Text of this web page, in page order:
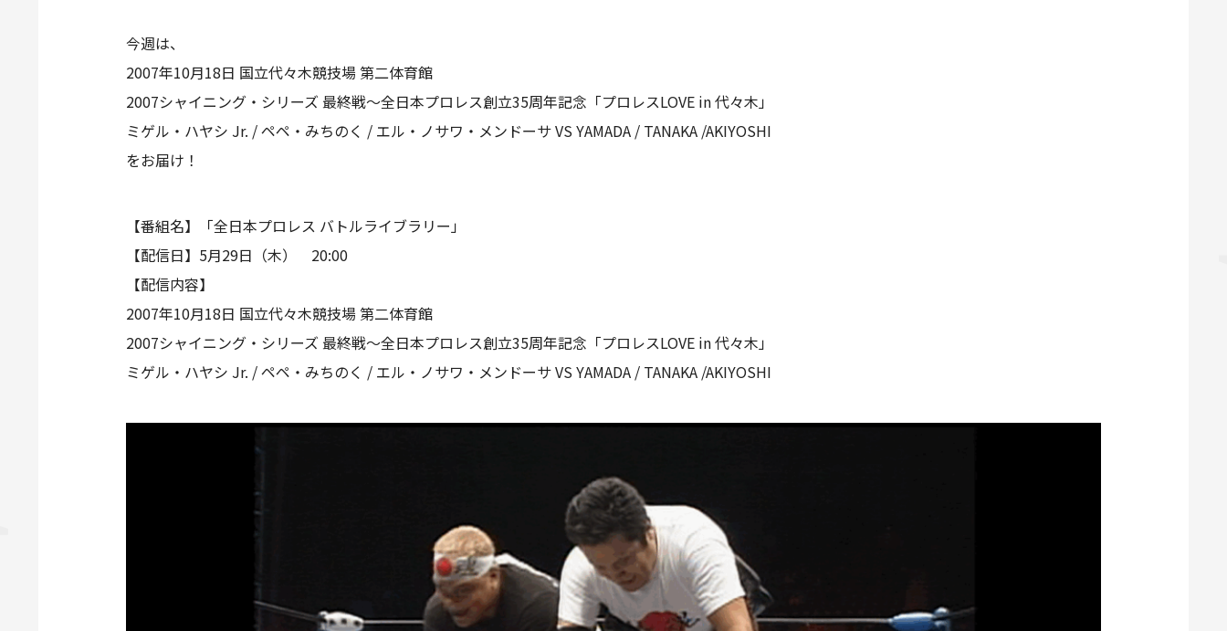
今週は、
2007年10月18日 国立代々木競技場 第二体育館
2007シャイニング・シリーズ 最終戦～全日本プロレス創立35周年記念「プロレスLOVE in 代々木」
ミゲル・ハヤシ Jr. / ペペ・みちのく / エル・ノサワ・メンドーサ VS YAMADA / TANAKA /AKIYOSHI
をお届け！
【番組名】「全日本プロレス バトルライブラリー」
【配信日】5月29日（木） 20:00
【配信内容】
2007年10月18日 国立代々木競技場 第二体育館
2007シャイニング・シリーズ 最終戦～全日本プロレス創立35周年記念「プロレスLOVE in 代々木」
ミゲル・ハヤシ Jr. / ペペ・みちのく / エル・ノサワ・メンドーサ VS YAMADA / TANAKA /AKIYOSHI